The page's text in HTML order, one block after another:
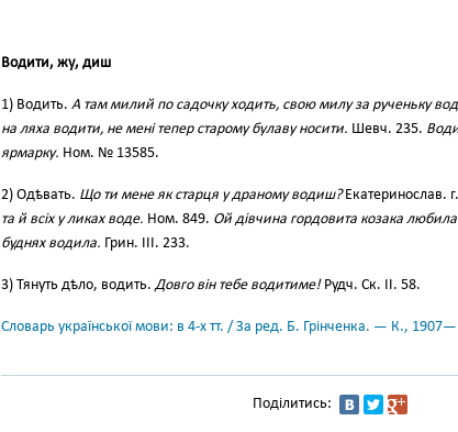
Водити, жу, диш
1) Водить. А там милий по садочку ходить, свою милу за рученьку
на ляха водити, не мені тепер старому булаву носити. Шевч. 235.
ярмарку. Ном. № 13585.
2) Одѣвать. Що ти мене як старця у драному водиш?Екатеринослав. г.
та й всіх у ликах воде. Ном. 849. Ой дівчина гордовита козака
буднях водила. Грин. ІІІ. 233.
3) Тянуть дѣло, водить.Довго він тебе водитиме!Рудч. Ск. II. 58.
Словарь української мови: в 4-х тт. / За ред. Б. Грінченка. — К.,
Поділитись: